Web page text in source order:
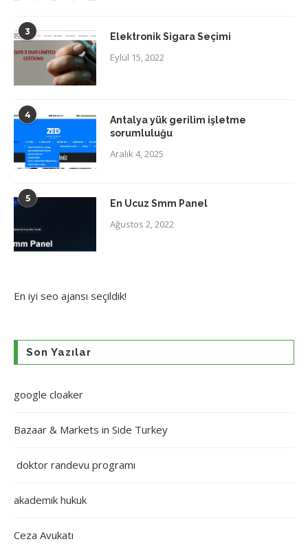
3 Elektronik Sigara Seçimi
Eylül 15, 2022
4
Antalya yük gerilim işletme
sorumluluğu
Aralık 4, 2025
5 En Ucuz Smm Panel
Ağustos 2, 2022
En iyi seo ajansı seçildik!
Son Yazılar
google cloaker
Bazaar & Markets in Side Turkey
doktor randevu programı
akademik hukuk
Ceza Avukatı